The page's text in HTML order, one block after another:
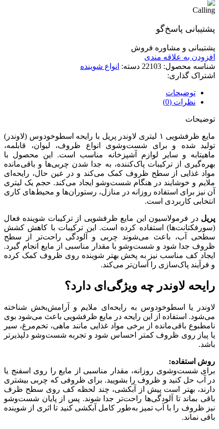
پشتیبانی پاسخ‌گو
پشتیبانی و مشاوره فروش
افزودن به علاقه مندی
شناسه محصول: 22103 دسته: انواع شوینده
اشتراک گذاری:
توضیحات
نظرات (0)
توضیحات
مایع ظرفشویی ۱ لیتری لاوندر پریل با رایحه اسطوخودوس (لاوندر)
تولید شده و برای شست‌وشوی انواع ظروف، لیوان، قابلمه،
ماهیتابه و سایر لوازم آشپزخانه مناسب است. این محصول با
بهره‌گیری از ترکیبات پاک‌کننده، به جدا شدن چربی‌ها و باقی‌مانده
مواد غذایی از سطح ظروف کمک می‌کند و در عین حال، رایحه‌ای
ملایم و خوشایند در هنگام شست‌وشو ایجاد می‌کند. حجم یک لیتری
آن نیز برای استفاده روزانه در منازل، رستوران‌ها و محیط‌های کاری
انتخابی کاربردی است.
پریل در فرمولاسیون این مایع ظرفشویی از ترکیبات شوینده فعال
(سورفکتانت‌ها) استفاده کرده است. این ترکیبات با کاهش کشش
سطحی آب، باعث می‌شوند چربی و آلودگی راحت‌تر از سطح
ظروف جدا شود و شست‌وشو با مقدار مناسبی از مایع انجام گیرد.
ایجاد کف مناسب نیز به پخش بهتر شوینده روی ظروف کمک کرده
و فرآیند پاک‌سازی را آسان‌تر می‌کند.
رایحه لاوندر چه ویژگی‌ای دارد؟
لاوندر یا اسطوخودوس به رایحه‌ای ملایم و آرامش‌بخش شناخته
می‌شود. استفاده از این رایحه در مایع ظرفشویی باعث می‌شود بوی
نامطبوع باقی‌مانده از برخی مواد غذایی مانند ماهی، تخم‌مرغ، سیر
یا پیاز روی ظروف کمتر احساس شود و تجربه شست‌وشو دلپذیرتر
باشد.
روش استفاده:
برای شست‌وشوی روزانه، مقدار مناسبی از مایع را روی اسفنج یا
در آب حل کنید و ظروف را بشویید. برای ظروفی که چربی بیشتری
دارند، بهتر است پیش از آبکشی، چند لحظه کف روی سطح ظرف
باقی بماند تا آلودگی‌ها راحت‌تر جدا شوند. پس از پایان شست‌وشو
نیز ظروف را با آب تمیز به‌طور کامل آبکشی کنید تا اثری از شوینده
باقی نماند.